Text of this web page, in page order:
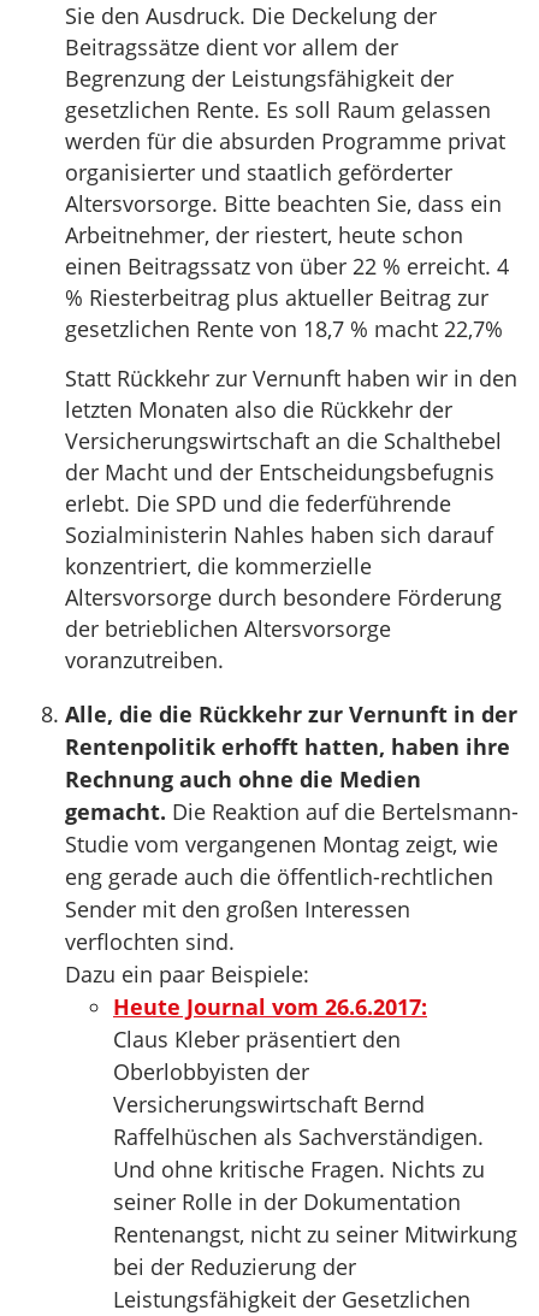
Sie den Ausdruck. Die Deckelung der
Beitragssätze dient vor allem der
Begrenzung der Leistungsfähigkeit der
gesetzlichen Rente. Es soll Raum gelassen
werden für die absurden Programme privat
organisierter und staatlich geförderter
Altersvorsorge. Bitte beachten Sie, dass ein
Arbeitnehmer, der riestert, heute schon
einen Beitragssatz von über 22 % erreicht. 4
% Riesterbeitrag plus aktueller Beitrag zur
gesetzlichen Rente von 18,7 % macht 22,7%
Statt Rückkehr zur Vernunft haben wir in den
letzten Monaten also die Rückkehr der
Versicherungswirtschaft an die Schalthebel
der Macht und der Entscheidungsbefugnis
erlebt. Die SPD und die federführende
Sozialministerin Nahles haben sich darauf
konzentriert, die kommerzielle
Altersvorsorge durch besondere Förderung
der betrieblichen Altersvorsorge
voranzutreiben.
Alle, die die Rückkehr zur Vernunft in der
Rentenpolitik erhofft hatten, haben ihre
Rechnung auch ohne die Medien
gemacht. Die Reaktion auf die Bertelsmann-
Studie vom vergangenen Montag zeigt, wie
eng gerade auch die öffentlich-rechtlichen
Sender mit den großen Interessen
verflochten sind.
Dazu ein paar Beispiele:
Heute Journal vom 26.6.2017:
Claus Kleber präsentiert den
Oberlobbyisten der
Versicherungswirtschaft Bernd
Raffelhüschen als Sachverständigen.
Und ohne kritische Fragen. Nichts zu
seiner Rolle in der Dokumentation
Rentenangst, nicht zu seiner Mitwirkung
bei der Reduzierung der
Leistungsfähigkeit der Gesetzlichen